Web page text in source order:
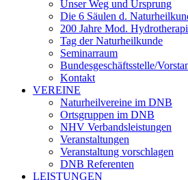
Unser Weg und Ursprung
Die 6 Säulen d.
200 Jahre Mod.
Tag der Naturheilkunde
Seminarraum
Bundesgeschäftsstelle/
Kontakt
VEREINE
Naturheilvereine im DNB
Ortsgruppen im DNB
NHV Verbandsleistungen
Veranstaltungen
Veranstaltung vorschlagen
DNB Referenten
LEISTUNGEN